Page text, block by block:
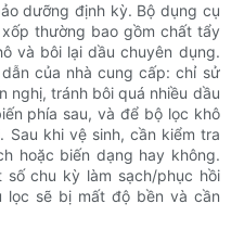
dưỡng định kỳ. Bộ dụng cụ
thường bao gồm chất tẩy
và bôi lại dầu chuyên dụng.
của nhà cung cấp: chỉ sử
nghị, tránh bôi quá nhiều dầu
phía sau, và để bộ lọc khô
Sau khi vệ sinh, cần kiểm tra
hoặc biến dạng hay không.
chu kỳ làm sạch/phục hồi
lọc sẽ bị mất độ bền và cần